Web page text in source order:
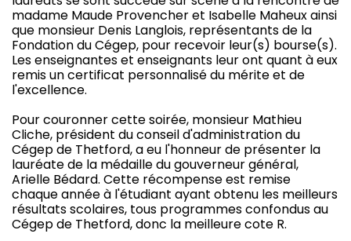
madame Maude Provencher et Isabelle Maheux ainsi
que monsieur Denis Langlois, représentants de la
Fondation du Cégep, pour recevoir leur(s) bourse(s).
Les enseignantes et enseignants leur ont quant à eux
remis un certificat personnalisé du mérite et de
l'excellence.
Pour couronner cette soirée, monsieur Mathieu
Cliche, président du conseil d'administration du
Cégep de Thetford, a eu l'honneur de présenter la
lauréate de la médaille du gouverneur général,
Arielle Bédard. Cette récompense est remise
chaque année à l'étudiant ayant obtenu les meilleurs
résultats scolaires, tous programmes confondus au
Cégep de Thetford, donc la meilleure cote R.